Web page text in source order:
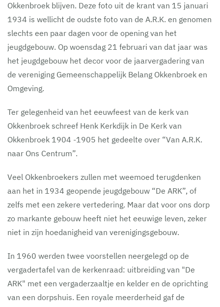
Okkenbroek blijven. Deze foto uit de krant van 15 januari
1934 is wellicht de oudste foto van de A.R.K. en genomen
slechts een paar dagen voor de opening van het
jeugdgebouw. Op woensdag 21 februari van dat jaar was
het jeugdgebouw het decor voor de jaarvergadering van
de vereniging Gemeenschappelijk Belang Okkenbroek en
Omgeving.
Ter gelegenheid van het eeuwfeest van de kerk van
Okkenbroek schreef Henk Kerkdijk in De Kerk van
Okkenbroek 1904 -1905 het gedeelte over “Van A.R.K.
naar Ons Centrum”.
Veel Okkenbroekers zullen met weemoed terugdenken
aan het in 1934 geopende jeugdgebouw “De ARK”, of
zelfs met een zekere vertedering. Maar dat voor ons dorp
zo markante gebouw heeft niet het eeuwige leven, zeker
niet in zijn hoedanigheid van verenigingsgebouw.
In 1960 werden twee voorstellen neergelegd op de
vergadertafel van de kerkenraad: uitbreiding van "De
ARK" met een vergaderzaaltje en kelder en de oprichting
van een dorpshuis. Een royale meerderheid gaf de